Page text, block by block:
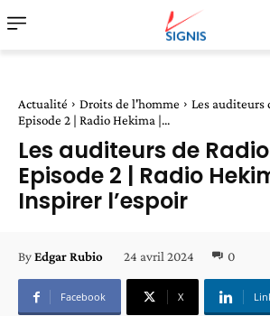
Actualité Droits de l'homme
Les auditeurs
Episode 2 | Radio Hekima |...
Les auditeurs de
Episode 2 | Radio
Inspirer l’espoir
ByEdgar Rubio 24 avril 2024 0
Facebook X